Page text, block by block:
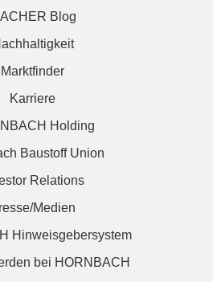
Blog
Marktfinder
Karriere
Holding
Baustoff Union
Relations
Medien
Hinweisgebersystem
bei HORNBACH